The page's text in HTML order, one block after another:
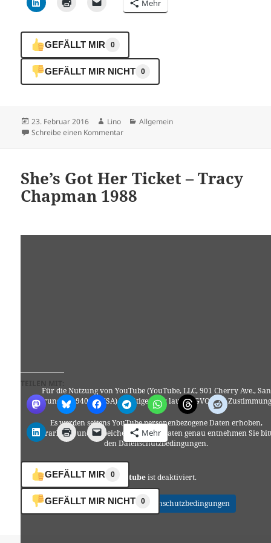
Mehr
GEFÄLLT MIR 0
GEFÄLLT MIR NICHT 0
Veröffentlicht
am
23. Februar 2016 Autor
Lino Kategorien
Allgemein
Schreibe einen Kommentarzu wer bist du ?
She’s Got Her Ticket – Tracy
Chapman 1988
Für die Nutzung von YouTube (YouTube, LLC, 901 Cherry Ave., San
Bruno, CA 94066, USA) benötigen wir laut DSGVO Ihre
Es werden seitens YouTube personenbezogene Daten erhoben,
verarbeitet und gespeichert. Welche Daten genau entnehmen Sie
den Datenschutzbedingungen.
Youtubeist deaktiviert.
✓ Erlauben Datenschutzbedingungen
Mehr
GEFÄLLT MIR 0
GEFÄLLT MIR NICHT 0